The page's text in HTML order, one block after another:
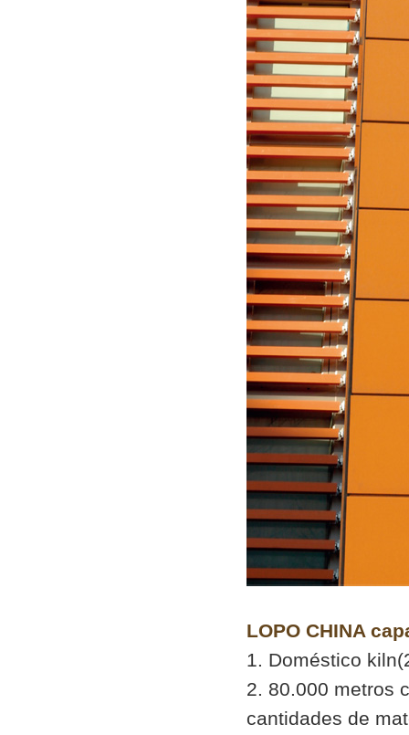
LOPO CHINA
1. Doméstico
2. 80.000 metros
cantidades de